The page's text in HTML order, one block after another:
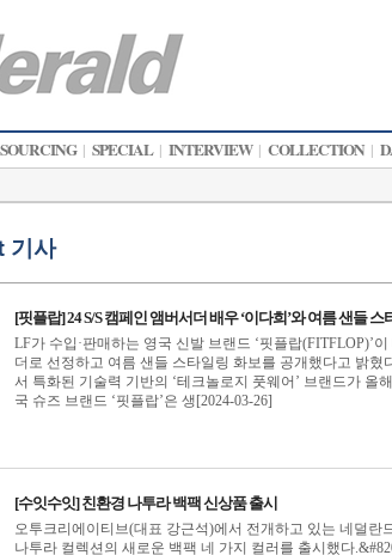
SOURCING | SPECIAL | INTERVIEW | COLLECTION |
기사
[핏플랍] 24 S/S 캠페인 앰버서더 배우 ‘이다희’와 여름 샌들 스
LF가 수입·판매하는 영국 신발 브랜드 ‘핏플랍(FITFLOP)’
더로 선정하고 여름 샌들 스타일링 화보를 공개했다고 밝
서 특화된 기술력 기반의 ‘테크놀로지 풋웨어’ 브랜드가 올
국 슈즈 브랜드 ‘핏플랍’은 생[2024-03-26]
[수잇수잇] 친환경 나투라 백팩 신상품 출시
오투크리에이티브(대표 강근석)에서 전개하고 있는 네덜란
나투라 컬렉션의 새로운 백팩 네 가지 컬러를 출시했다